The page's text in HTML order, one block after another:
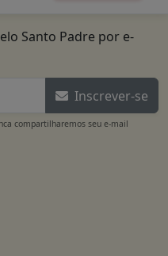
Santo Padre por e-
Inscrever-se
compartilharemos seu e-mail